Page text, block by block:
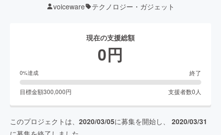
voiceware テクノロジー・ガジェット
現在の支援総額
0円
0%達成 終了
目標金額300,000円 支援者数0 人
このプロジェクトは、 2020/03/05に募集を開始し、 2020/03/31